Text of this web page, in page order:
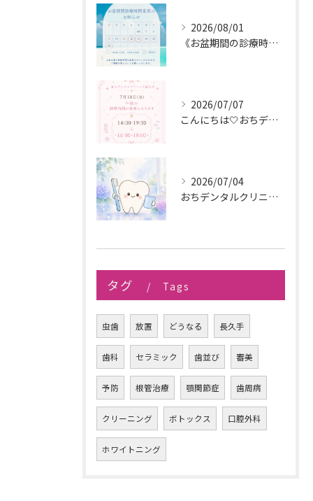
2026/08/01
《お盆期間の診療時間変更のお知らせ》
2026/07/07
こんにちは🤍おちデンタルクリニック長久手です🪥
2026/07/04
おちデンタルクリニック長久手です。
タグ Tags
虫歯 放置 どうなる 長久手
歯科 セラミック 歯並び 審美
予防 根管治療 顎関節症 歯周病
クリーニング ボトックス 口腔外科
ホワイトニング